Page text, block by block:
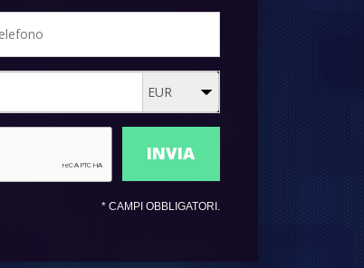
* CAMPI OBBLIGATORI.